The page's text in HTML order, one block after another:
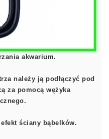
akwarium.
należy ją podłączyć pod
za pomocą wężyka
ściany bąbelków.